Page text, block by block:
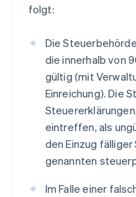
folgt:
Die
die innerhalb von
gültig (mit
Einreichung). Die
eintreffen, als
den Einzug
genannten
Im Falle einer